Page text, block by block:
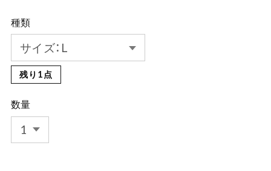
種類
残り1点
数量